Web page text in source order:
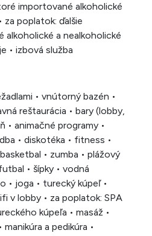
importované alkoholické
za poplatok: ďalšie
alkoholické a nealkoholické
• izbová služba
• vnútorný bazén •
reštaurácia • bary (lobby,
• animačné programy •
• diskotéka • fitness •
• zumba • plážový
• šípky • vodná
• joga • turecký kúpeľ •
v lobby • za poplatok: SPA
kúpeľa • masáž •
a pedikúra •